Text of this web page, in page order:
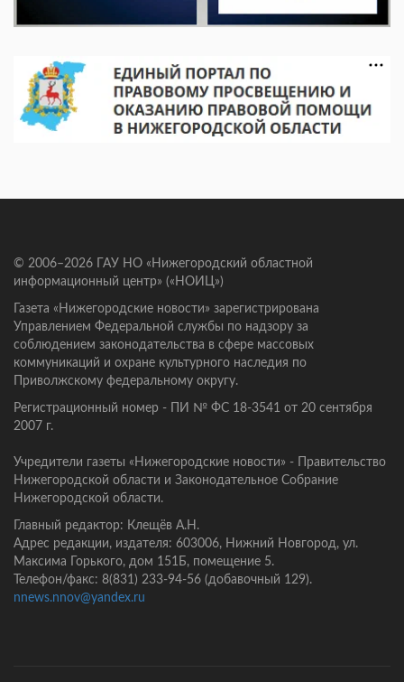
© 2006–2026 ГАУ НО «Нижегородский областной
информационный центр» («НОИЦ»)
Газета «Нижегородские новости» зарегистрирована
Управлением Федеральной службы по надзору за
соблюдением законодательства в сфере массовых
коммуникаций и охране культурного наследия по
Приволжскому федеральному округу.
Регистрационный номер - ПИ № ФС 18-3541 от 20 сентября
2007 г.
Учредители газеты «Нижегородские новости» - Правительство
Нижегородской области и Законодательное Собрание
Нижегородской области.
Главный редактор: Клещёв А.Н.
Адрес редакции, издателя: 603006, Нижний Новгород, ул.
Максима Горького, дом 151Б, помещение 5.
Телефон/факс: 8(831) 233-94-56 (добавочный 129).
nnews.nnov@yandex.ru